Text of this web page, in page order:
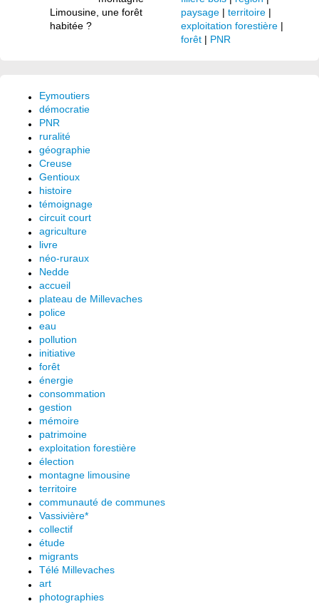
Limousine, une forêt
habitée ?
paysage | territoire |
exploitation forestière |
forêt | PNR
Eymoutiers
démocratie
PNR
ruralité
géographie
Creuse
Gentioux
histoire
témoignage
circuit court
agriculture
livre
néo-ruraux
Nedde
accueil
plateau de Millevaches
police
eau
pollution
initiative
forêt
énergie
consommation
gestion
mémoire
patrimoine
exploitation forestière
élection
montagne limousine
territoire
communauté de communes
Vassivière*
collectif
étude
migrants
Télé Millevaches
art
photographies